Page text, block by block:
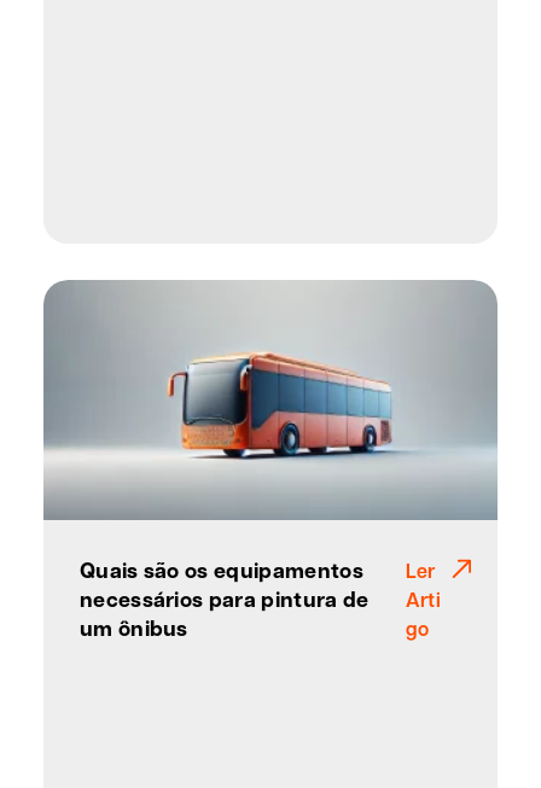
Quais são os equipamentos
necessários para pintura de
um ônibus
Ler
Arti
go